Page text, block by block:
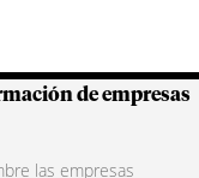
de empresas